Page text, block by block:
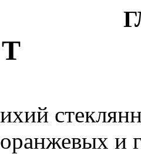
Т
ихий
оранжевых и